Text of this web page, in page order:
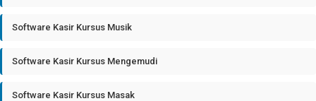
Software Kasir Kursus Musik
Software Kasir Kursus Mengemudi
Software Kasir Kursus Masak